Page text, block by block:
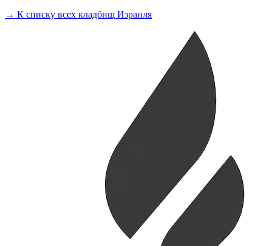
→ К списку всех кладбищ Израиля